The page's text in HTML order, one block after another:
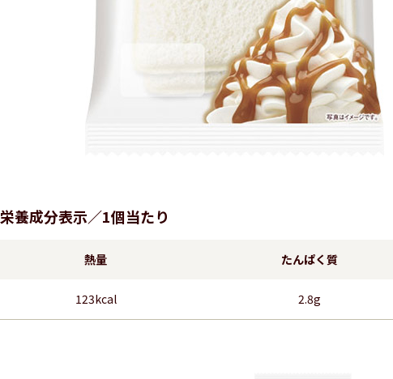
栄養成分表示／1個当たり
熱量 たんぱく質
123kcal 2.8g